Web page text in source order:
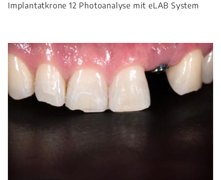
Implantatkrone 12 Photoanalyse mit eLAB System